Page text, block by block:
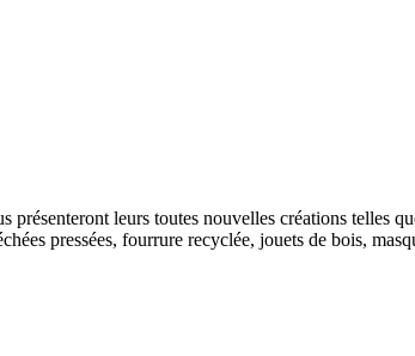
leurs toutes nouvelles créations telles
pressées, fourrure recyclée, jouets de bois,